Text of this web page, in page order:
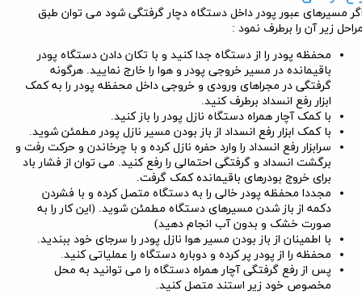
مسیرهای عبور پودر داخل دستگاه دچار گرفتگی شود می توان طبق
زیر آن را برطرف نمود :
محفظه پودر را از دستگاه جدا کنید و با تکان دادن دستگاه پودر
باقیمانده در مسیر خروجی پودر و هوا را خارج نمایید. هرگونه
گرفتگی در مجراهای ورودی و خروجی داخل محفظه پودر را به کمک
ابزار رفع انسداد برطرف کنید.
با کمک آچار همراه دستگاه نازل پودر را باز کنید.
با کمک ابزار رفع انسداد از باز بودن مسیر نازل پودر مطمئن شوید.
سرابزار رفع انسداد را وارد حفره نازل کرده و با چرخاندن و حرکت رفت و
برگشت انسداد و گرفتگی احتمالی را رفع کنید. می توان از فشار باد
برای خروج بودرهای باقیمانده کمک گرفت.
مجددا محفظه پودر خالی را به دستگاه متصل کرده و با فشردن
دکمه از باز شدن مسیرهای دستگاه مطمئن شوید. (این کار را به
صورت خشک و بدون آب انجام دهید)
با اطمینان از باز بودن مسیر هوا نازل پودر را سرجای خود ببندید.
محفظه را از پودر پر کرده و دوباره دستگاه را عملیاتی کنید.
پس از رفع گرفتگی آچار همراه دستگاه را می توانید به محل
مخصوص خود زیر استند متصل کنید.